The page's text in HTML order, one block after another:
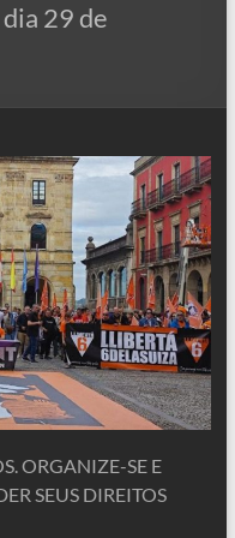
29 de
ORGANIZE-SE E
SEUS DIREITOS